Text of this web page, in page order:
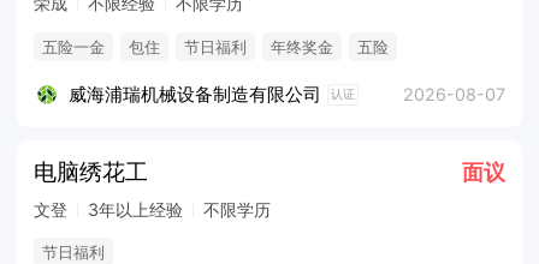
五险一金 包住 节日福利 年终奖金 五险
威海浦瑞机械设备制造有限公司 认证 2026-08-07
电脑绣花工 面议
文登 3年以上经验 不限学历
节日福利